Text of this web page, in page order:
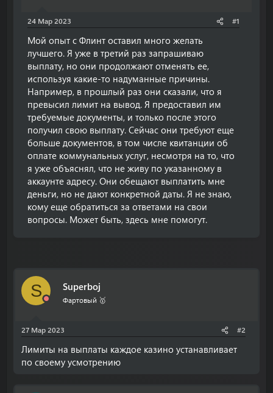
ы24 Мар 2023 #1
Мой опыт с Флинт оставил много желать
лучшего. Я уже в третий раз запрашиваю
выплату, но они продолжают отменять ее,
используя какие-то надуманные причины.
Например, в прошлый раз они сказали, что я
превысил лимит на вывод. Я предоставил им
требуемые документы, и только после этого
получил свою выплату. Сейчас они требуют еще
больше документов, в том числе квитанции об
оплате коммунальных услуг, несмотря на то, что
я уже объяснял, что не живу по указанному в
аккаунте адресу. Они обещают выплатить мне
деньги, но не дают конкретной даты. Я не знаю,
кому еще обратиться за ответами на свои
вопросы. Может быть, здесь мне помогут.
S Superboj
Фартовый 🥇
27 Мар 2023 #2
Лимиты на выплаты каждое казино устанавливает
по своему усмотрению